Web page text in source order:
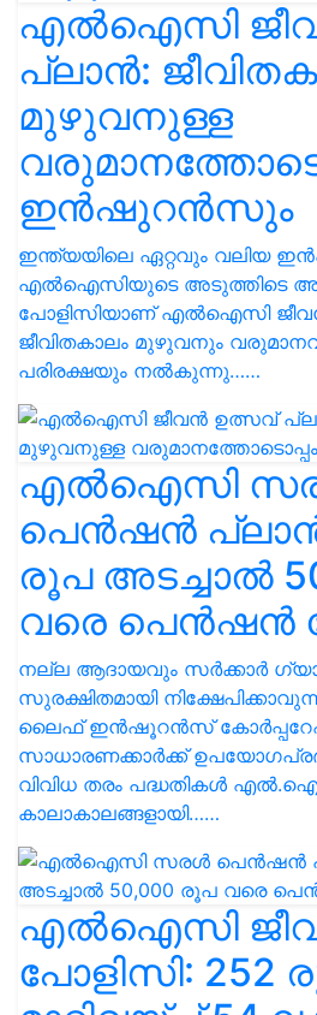
എല്‍ഐസി
പ്ലാന്‍:
മുഴുവനുള്ള
ഇൻഷുറൻസും
ഇന്ത്യയിലെ ഏറ്റവും വലിയ
എൽഐസിയുടെ അടുത്തിടെ
പോളിസിയാണ് എൽഐസി
ജീവിതകാലം മുഴുവനും
പരിരക്ഷയും നല്‍കുന്നു……
എല്‍ഐസി
പെന്‍ഷന്‍
രൂപ അടച്ചാൽ
വരെ പെൻഷൻ
നല്ല ആദായവും സർക്കാർ
സുരക്ഷിതമായി
ലൈഫ് ഇൻഷൂറൻസ്
സാധാരണക്കാർക്ക്
വിവിധ തരം പദ്ധതികൾ
കാലാകാലങ്ങളായി……
എൽഐസി
പോളിസി: 252